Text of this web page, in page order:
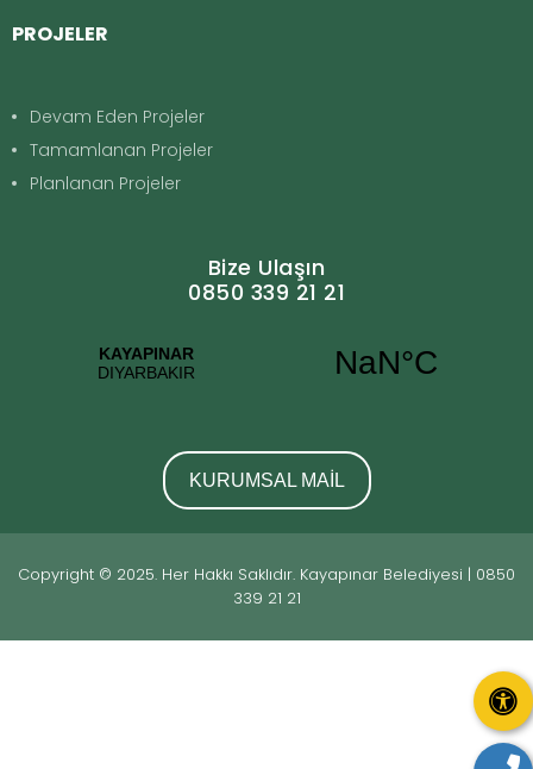
PROJELER
Devam Eden Projeler
Tamamlanan Projeler
Planlanan Projeler
Bize Ulaşın
0850 339 21 21
KURUMSAL MAİL
Copyright © 2025. Her Hakkı Saklıdır. Kayapınar Belediyesi | 0850
339 21 21